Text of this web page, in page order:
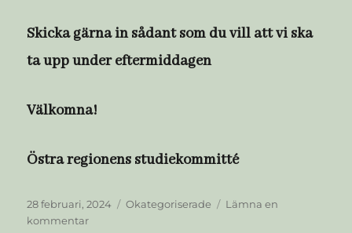
Skicka gärna in sådant som du vill att vi ska
ta upp under eftermiddagen
Välkomna!
Östra regionens studiekommitté
Publicerat
den
28 februari, 2024 Kategorier
Okategoriserade
Lämna en
kommentartill